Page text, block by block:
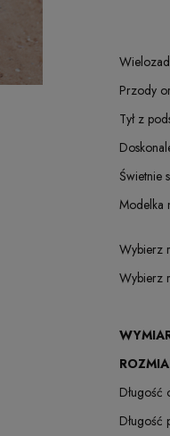
Przody
Tył z
Świetnie
Modelka
Wybierz
Wybierz
Długość